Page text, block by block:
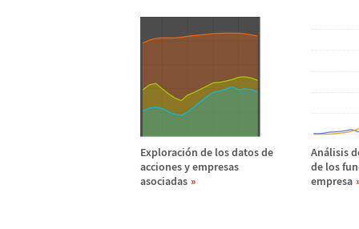
Exploración de los datos de
acciones y empresas
asociadas
Análisis
de los
empresa